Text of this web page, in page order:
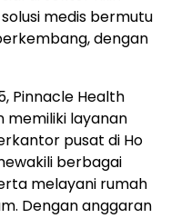
medis bermutu
dengan
Pinnacle Health
memiliki layanan
pusat di Ho
berbagai
melayani rumah
Dengan anggaran